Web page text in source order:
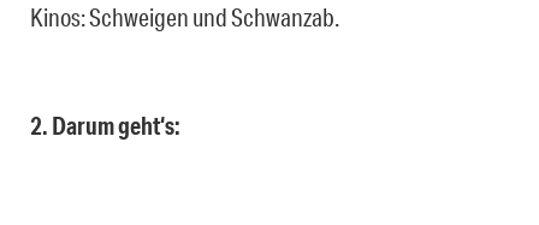
Kinos: Schweigen und Schwanzab.
2. Darum geht‘s: